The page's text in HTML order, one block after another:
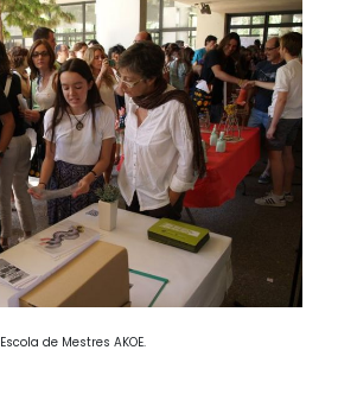
Escola de Mestres AKOE.